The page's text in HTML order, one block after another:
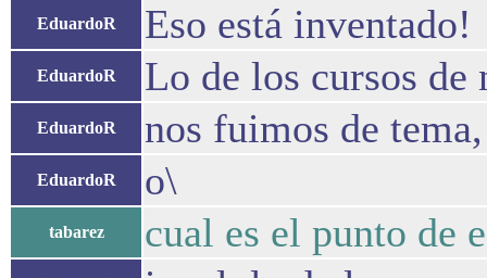
EduardoR Eso está inventado!
EduardoR Lo de los cursos de
EduardoR nos fuimos de
EduardoR o\
tabarez cual es el punto de